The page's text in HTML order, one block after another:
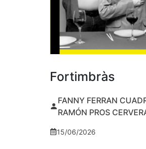
Fortimbràs
FANNY FERRAN
RAMÓN PROS
15/06/2026